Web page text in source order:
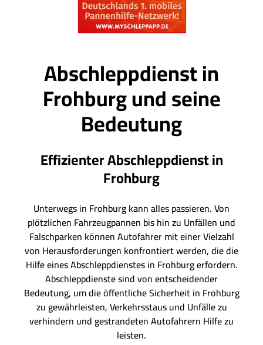
Abschleppdienst in
Frohburg und seine
Bedeutung
Effizienter Abschleppdienst in
Frohburg
Unterwegs in Frohburg kann alles passieren. Von
plötzlichen Fahrzeugpannen bis hin zu Unfällen und
Falschparken können Autofahrer mit einer Vielzahl
von Herausforderungen konfrontiert werden, die die
Hilfe eines Abschleppdienstes in Frohburg erfordern.
Abschleppdienste sind von entscheidender
Bedeutung, um die öffentliche Sicherheit in Frohburg
zu gewährleisten, Verkehrsstaus und Unfälle zu
verhindern und gestrandeten Autofahrern Hilfe zu
leisten.